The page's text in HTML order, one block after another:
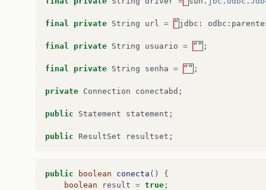
final private String url = “ jdbc : odbc :
final private String usuario = “” ;
final private String senha = “” ;
private Connection conectabd ;
public Statement statement ;
public ResultSet resultset ;
public boolean conecta ()
{
boolean
result = true ;